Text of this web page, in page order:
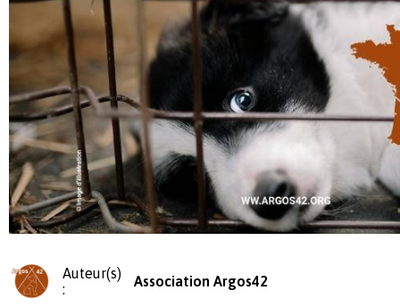
Auteur(s)
:
Association Argos42